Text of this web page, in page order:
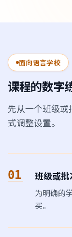
面向语言学校
课程的数字
先从一个班级
式调整设置。
01 班级或批
为明确的
买。